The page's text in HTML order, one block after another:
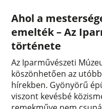
Ahol a
emelték – Az
története
Az Iparművészeti
köszönhetően az
hírekben. Gyönyörű
viszont kevésbé